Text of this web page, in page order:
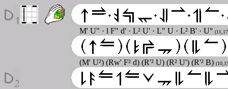
M' U" · l F" d' · L² U' · L" U · L² B' · U°
(M' U²) (Rw' F² d) (R'² U) (R² U') (R'² B)